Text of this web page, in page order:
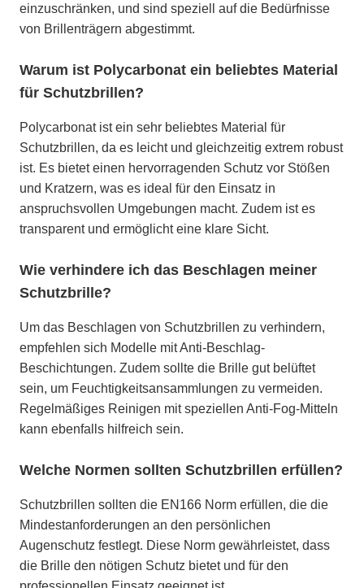
einzuschränken, und sind speziell auf die Bedürfnisse
von Brillenträgern abgestimmt.
Warum ist Polycarbonat ein beliebtes Material
für Schutzbrillen?
Polycarbonat ist ein sehr beliebtes Material für
Schutzbrillen, da es leicht und gleichzeitig extrem robust
ist. Es bietet einen hervorragenden Schutz vor Stößen
und Kratzern, was es ideal für den Einsatz in
anspruchsvollen Umgebungen macht. Zudem ist es
transparent und ermöglicht eine klare Sicht.
Wie verhindere ich das Beschlagen meiner
Schutzbrille?
Um das Beschlagen von Schutzbrillen zu verhindern,
empfehlen sich Modelle mit Anti-Beschlag-
Beschichtungen. Zudem sollte die Brille gut belüftet
sein, um Feuchtigkeitsansammlungen zu vermeiden.
Regelmäßiges Reinigen mit speziellen Anti-Fog-Mitteln
kann ebenfalls hilfreich sein.
Welche Normen sollten Schutzbrillen erfüllen?
Schutzbrillen sollten die EN166 Norm erfüllen, die die
Mindestanforderungen an den persönlichen
Augenschutz festlegt. Diese Norm gewährleistet, dass
die Brille den nötigen Schutz bietet und für den